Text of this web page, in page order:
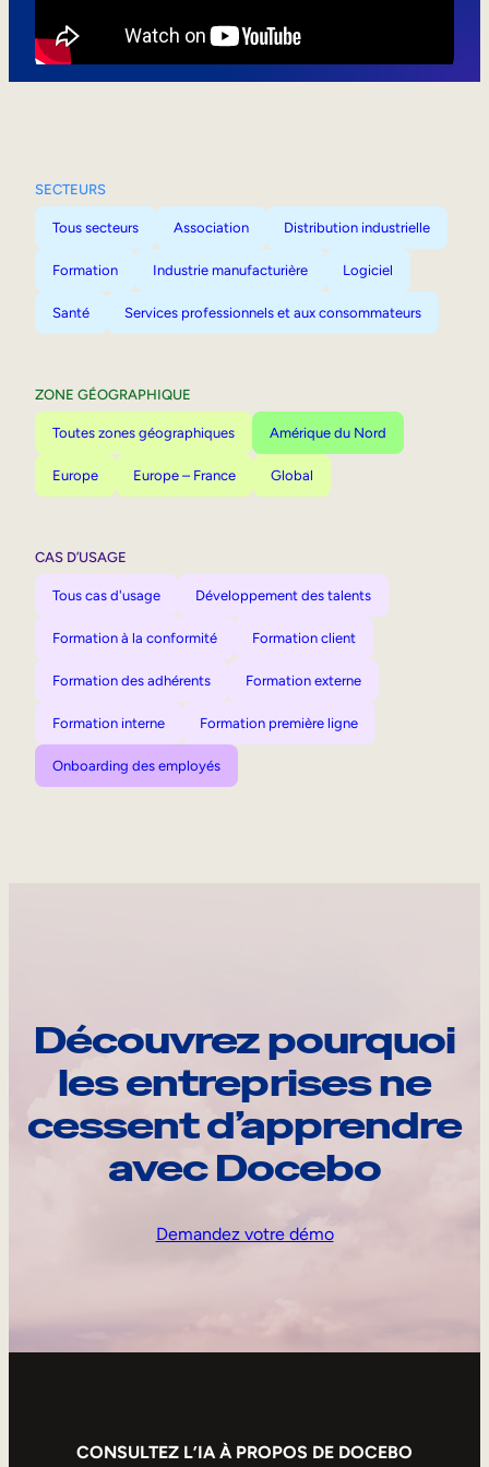
SECTEURS
Tous secteurs Association Distribution industrielle
Formation Industrie manufacturière Logiciel
Santé Services professionnels et aux consommateurs
ZONE GÉOGRAPHIQUE
Toutes zones géographiques Amérique du Nord
Europe Europe – France Global
CAS D’USAGE
Tous cas d'usage Développement des talents
Formation à la conformité Formation client
Formation des adhérents Formation externe
Formation interne Formation première ligne
Onboarding des employés
Découvrez pourquoi
les entreprises ne
cessent d’apprendre
avec Docebo
Demandez votre démo
CONSULTEZ L’IA À PROPOS DE DOCEBO